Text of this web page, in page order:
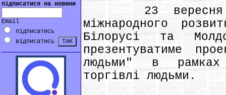
підписатися на новини
Email
підписатись
відписатись
23 вересня
міжнародного
Білорусі та
презентуватиме
людьми" в рамках
торгівлі людьми.